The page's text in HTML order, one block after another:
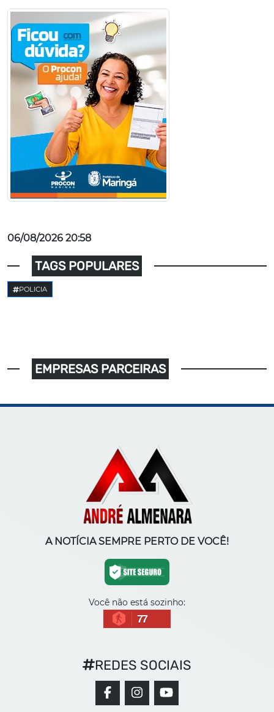
06/08/2026 20:58
TAGS POPULARES
POLICIA
EMPRESAS PARCEIRAS
A NOTÍCIA SEMPRE PERTO DE VOCÊ!
Você não está sozinho:
77
REDES SOCIAIS